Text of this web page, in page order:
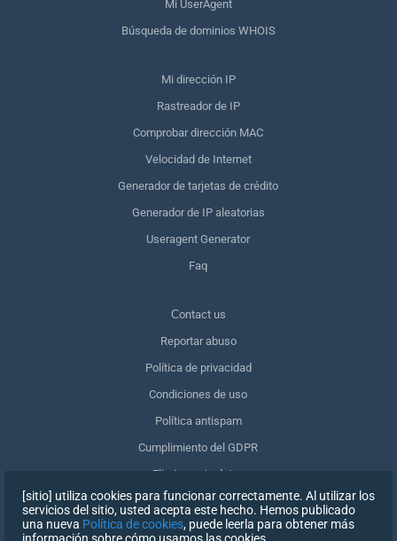
Mi UserAgent
Búsqueda de dominios WHOIS
Mi dirección IP
Rastreador de IP
Comprobar dirección MAC
Velocidad de Internet
Generador de tarjetas de crédito
Generador de IP aleatorias
Useragent Generator
Faq
Сontact us
Reportar abuso
Política de privacidad
Condiciones de uso
Política antispam
Cumplimiento del GDPR
Eliminar mis datos
Retirar el consentimiento
[sitio] utiliza cookies para funcionar correctamente. Al utilizar los
servicios del sitio, usted acepta este hecho. Hemos publicado
una nueva Política de cookies, puede leerla para obtener más